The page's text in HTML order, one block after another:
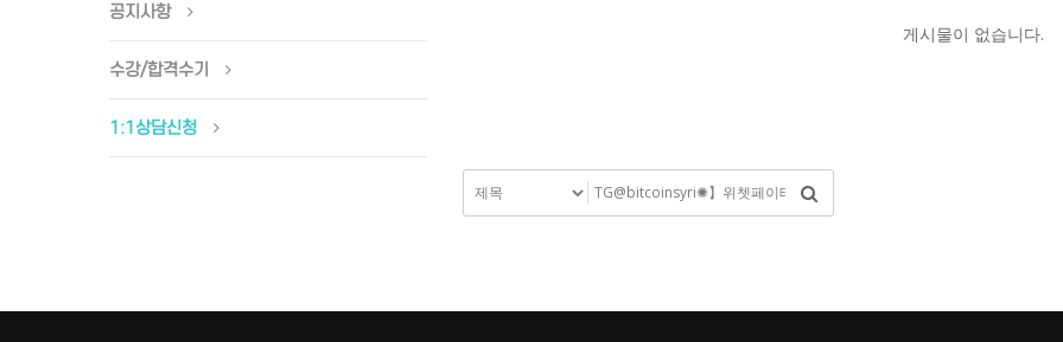
공지사항
수강/합격수기
1:1상담신청
게시물이 없습니다.